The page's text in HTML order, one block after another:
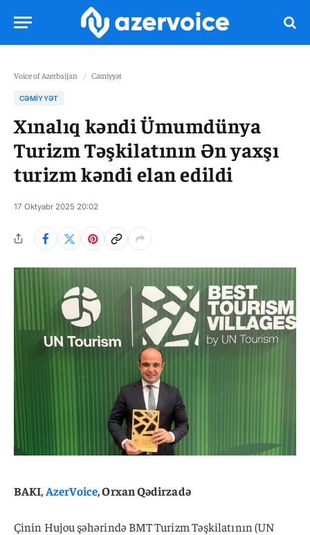
Voice of Azerbaijan / Cəmiyyət
CƏMIYYƏT
Xınalıq kəndi Ümumdünya
Turizm Təşkilatının Ən yaxşı
turizm kəndi elan edildi
17 Oktyabr 2025 20:02
BAKI,AzerVoice, Orxan Qədirzadə
Çinin Hujou şəhərində BMT Turizm Təşkilatının (UN